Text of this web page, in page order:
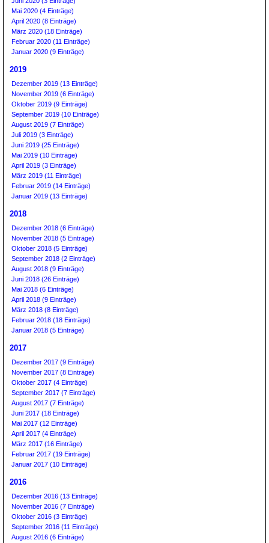
Mai 2020 (4 Einträge)
April 2020 (8 Einträge)
März 2020 (18 Einträge)
Februar 2020 (11 Einträge)
Januar 2020 (9 Einträge)
2019
Dezember 2019 (13 Einträge)
November 2019 (6 Einträge)
Oktober 2019 (9 Einträge)
September 2019 (10 Einträge)
August 2019 (7 Einträge)
Juli 2019 (3 Einträge)
Juni 2019 (25 Einträge)
Mai 2019 (10 Einträge)
April 2019 (3 Einträge)
März 2019 (11 Einträge)
Februar 2019 (14 Einträge)
Januar 2019 (13 Einträge)
2018
Dezember 2018 (6 Einträge)
November 2018 (5 Einträge)
Oktober 2018 (5 Einträge)
September 2018 (2 Einträge)
August 2018 (9 Einträge)
Juni 2018 (26 Einträge)
Mai 2018 (6 Einträge)
April 2018 (9 Einträge)
März 2018 (8 Einträge)
Februar 2018 (18 Einträge)
Januar 2018 (5 Einträge)
2017
Dezember 2017 (9 Einträge)
November 2017 (8 Einträge)
Oktober 2017 (4 Einträge)
September 2017 (7 Einträge)
August 2017 (7 Einträge)
Juni 2017 (18 Einträge)
Mai 2017 (12 Einträge)
April 2017 (4 Einträge)
März 2017 (16 Einträge)
Februar 2017 (19 Einträge)
Januar 2017 (10 Einträge)
2016
Dezember 2016 (13 Einträge)
November 2016 (7 Einträge)
Oktober 2016 (3 Einträge)
September 2016 (11 Einträge)
August 2016 (6 Einträge)